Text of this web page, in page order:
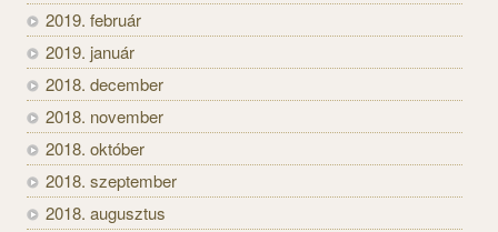
2019. február
2019. január
2018. december
2018. november
2018. október
2018. szeptember
2018. augusztus